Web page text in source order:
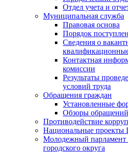
Отдел учета и
Муниципальная служба
Правовая основа
Порядок
Сведения о
Контактная
комиссии
Результаты
условий труда
Обращения граждан
Установленные
Обзоры обращений
Противодействие
Национальные проекты
Молодежный парламент
городского округа